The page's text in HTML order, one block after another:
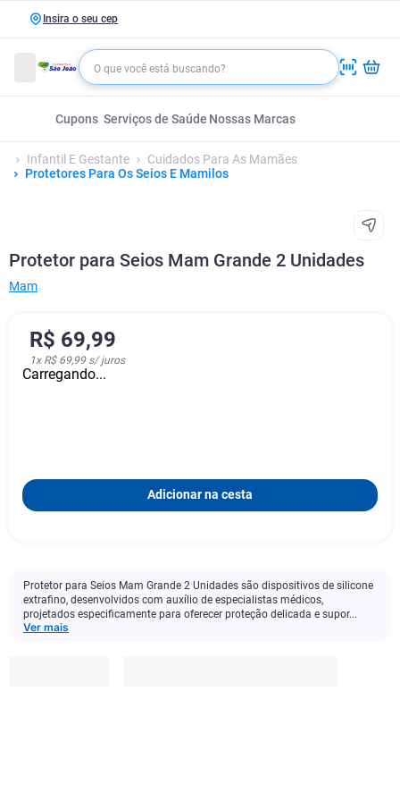
Insira o seu cep
Cupons Serviços de Saúde Nossas Marcas
Infantil E Gestante
Cuidados Para As Mamães
Protetores Para Os Seios E Mamilos
Protetor para Seios Mam Grande 2 Unidades
Mam
R$ 69,99
1x R$ 69,99s/ juros
Carregando...
Adicionar na cesta
Protetor para Seios Mam Grande 2 Unidades são dispositivos de silicone
extrafino, desenvolvidos com auxílio de especialistas médicos,
projetados especificamente para oferecer proteção delicada e supor...
Ver mais